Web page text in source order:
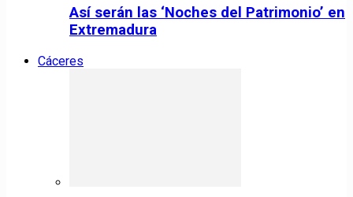
Así serán las ‘Noches del Patrimonio’ en
Extremadura
Cáceres